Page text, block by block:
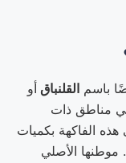
باسم القلنباق أو
مناطق ذات
الفاكهة بكميات
موطنها الأصلي